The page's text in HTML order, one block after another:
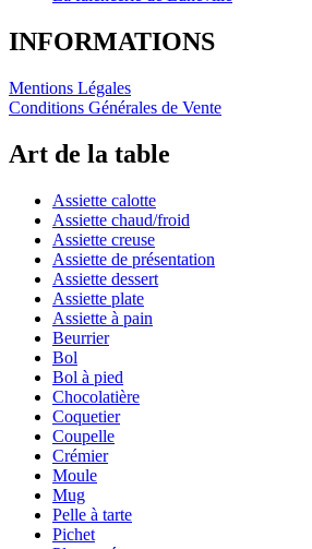
INFORMATIONS
Mentions Légales
Conditions Générales de Vente
Art de la table
Assiette calotte
Assiette chaud/froid
Assiette creuse
Assiette de présentation
Assiette dessert
Assiette plate
Assiette à pain
Beurrier
Bol
Bol à pied
Chocolatière
Coquetier
Coupelle
Crémier
Moule
Mug
Pelle à tarte
Pichet